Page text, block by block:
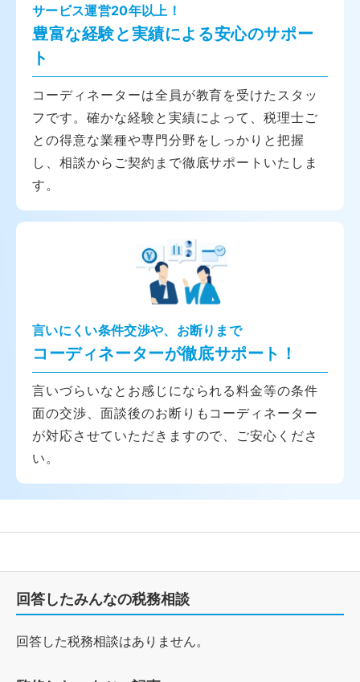
サービス運営20年以上！
豊富な経験と実績による安心のサポー
ト
コーディネーターは全員が教育を受けたスタッ
フです。確かな経験と実績によって、税理士ご
との得意な業種や専門分野をしっかりと把握
し、相談からご契約まで徹底サポートいたしま
す。
言いにくい条件交渉や、お断りまで
コーディネーターが徹底サポート！
言いづらいなとお感じになられる料金等の条件
面の交渉、面談後のお断りもコーディネーター
が対応させていただきますので、ご安心くださ
い。
回答したみんなの税務相談
回答した税務相談はありません。